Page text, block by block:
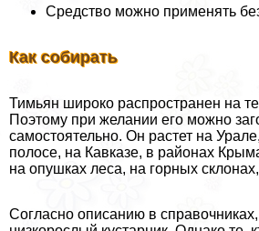
Средство можно применять
Как собирать
Тимьян широко распространен на
Поэтому при желании его можно
самостоятельно. Он растет на
полосе, на Кавказе, в районах
на опушках леса, на горных
Согласно описанию в